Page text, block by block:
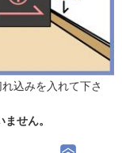
込みを入れて下さ
せん。